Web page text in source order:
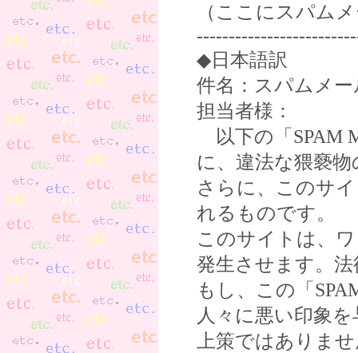
（ここにスパム
◆日本語訳
件名：スパムメ
担当者様：
以下の「SPAM
に、違法な猥褻
さらに、このサ
れるものです。
このサイトは、
発生させます。
もし、この「
人々に悪い印象
上策ではありま